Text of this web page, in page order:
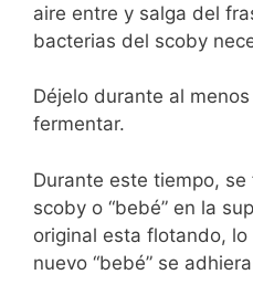
aire entre y salga del
bacterias del scoby
Déjelo durante al
fermentar.
Durante este tiempo,
scoby o “bebé” en la
original esta flotando,
nuevo “bebé” se